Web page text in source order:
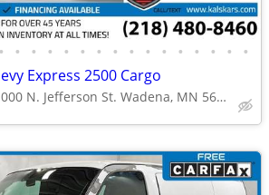
• • • • • • • • • • • • • • • •
Express 2500 Cargo
1000 N. Jefferson St. Wadena, MN 56482